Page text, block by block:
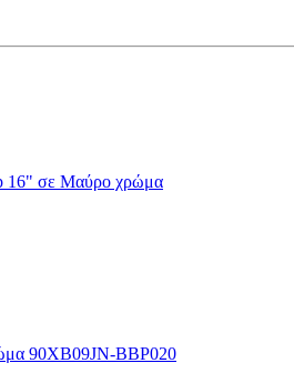
16" σε Μαύρο χρώμα
90XB09JN-BBP020